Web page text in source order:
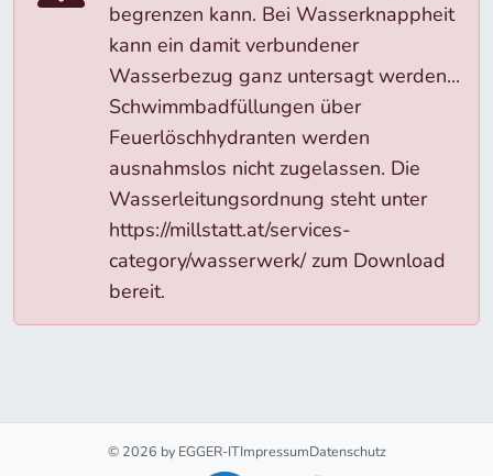
begrenzen kann. Bei Wasserknappheit
kann ein damit verbundener
Wasserbezug ganz untersagt werden...
Schwimmbadfüllungen über
Feuerlöschhydranten werden
ausnahmslos nicht zugelassen. Die
Wasserleitungsordnung steht unter
https://millstatt.at/services-
category/wasserwerk/ zum Download
bereit.
© 2026 by EGGER-ITImpressumDatenschutz